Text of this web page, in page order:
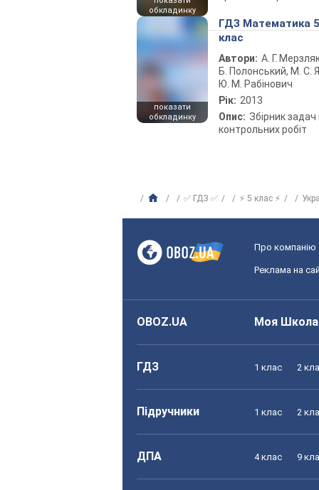
обкладинку
показати
обкладинку
ГДЗ Математика 5
клас
Автори: А. Г.
Б. Полонський, М. С.
Ю. М. Рабінович
Рік: 2013
Опис: Збірник задач і
контрольних робіт
✅ ГДЗ ✅ ⚡ 5 клас ⚡
Про компанію
Реклама на
OBOZ.UA Моя Школа
ГДЗ 1 клас 2
Підручники 1 клас 2
ДПА 4 клас 9